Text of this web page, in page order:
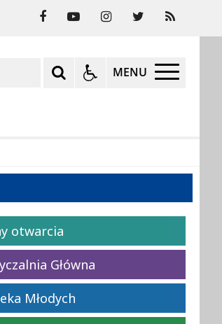
MENU
otwarcia
Główna
Młodych